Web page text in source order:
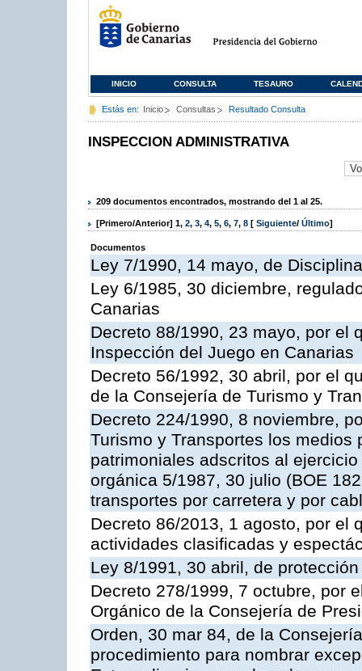
INICIO CONSULTA TESAURO
Estás en: Inicio Consultas Resultado Consulta
INSPECCION ADMINISTRATIVA
209 documentos encontrados, mostrando del 1 al 25.
[Primero/Anterior] 1, 2, 3, 4, 5, 6, 7, 8 [ Siguiente/ Último]
Documentos
Ley 7/1990, 14 mayo, de
Ley 6/1985, 30 diciembre,
Canarias
Decreto 88/1990, 23 mayo, por el
Inspección del Juego en Canarias
Decreto 56/1992, 30 abril, por el
de la Consejería de Turismo y
Decreto 224/1990, 8 noviembre,
Turismo y Transportes los
patrimoniales adscritos al
orgánica 5/1987, 30 julio (BOE
transportes por carretera y por
Decreto 86/2013, 1 agosto, por el
actividades clasificadas y
Ley 8/1991, 30 abril, de
Decreto 278/1999, 7 octubre, por
Orgánico de la Consejería de
Orden, 30 mar 84, de la
procedimiento para nombrar